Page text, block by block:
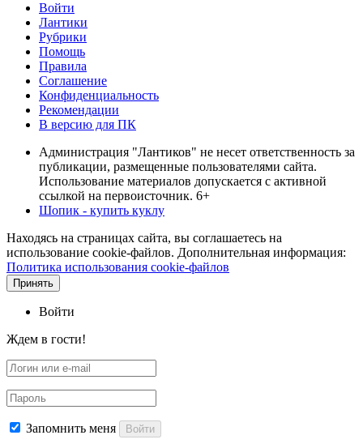
Войти
Лантики
Рубрики
Помощь
Правила
Соглашение
Конфиденциальность
Рекомендации
В версию для ПК
Администрация "Лантиков" не несет ответственность за
публикации, размещенные пользователями сайта.
Использование материалов допускается с активной
ссылкой на первоисточник. 6+
Шопик - купить куклу
Находясь на страницах сайта, вы соглашаетесь на
использование cookie-файлов. Дополнительная информация:
Политика использования cookie-файлов
Принять
Войти
Ждем в гости!
Запомнить меня Войти